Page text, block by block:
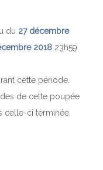
du 27 décembre
2018 23h59
cette période.
de cette poupée
celle-ci terminée.